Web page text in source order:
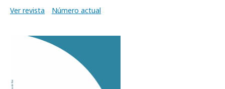
Ver revista
Número actual